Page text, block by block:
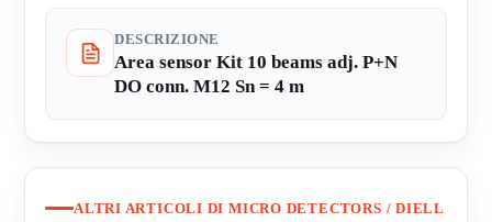
DESCRIZIONE
Area sensor Kit 10 beams adj. P+N
DO conn. M12 Sn = 4 m
ALTRI ARTICOLI DI MICRO DETECTORS / DIELL